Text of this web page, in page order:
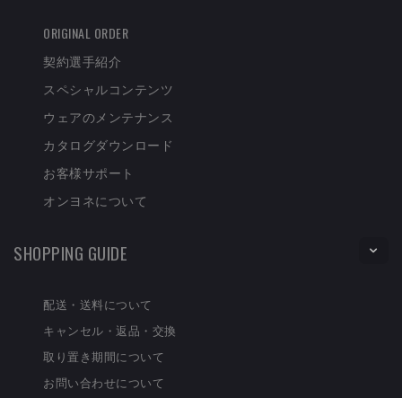
ORIGINAL ORDER
契約選手紹介
スペシャルコンテンツ
ウェアのメンテナンス
カタログダウンロード
お客様サポート
オンヨネについて
SHOPPING GUIDE
配送・送料について
キャンセル・返品・交換
取り置き期間について
お問い合わせについて